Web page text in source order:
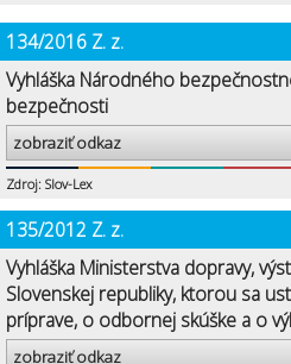
134/2016 Z. z.
Vyhláška Národného
bezpečnosti
zobraziť odkaz
Zdroj: Slov-Lex
135/2012 Z. z.
Vyhláška Ministerstva dopravy,
Slovenskej republiky, ktorou sa
príprave, o odbornej skúške a o
zobraziť odkaz